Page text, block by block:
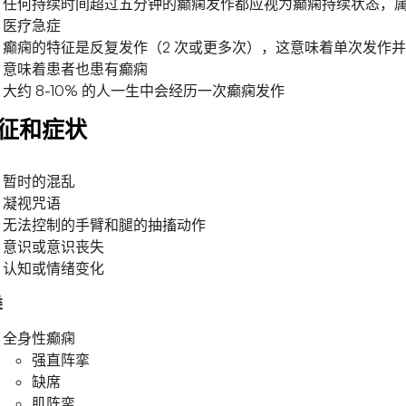
任何持续时间超过五分钟的癫痫发作都应视为癫痫持续状态，
医疗急症
癫痫的特征是反复发作（2 次或更多次），这意味着单次发作
意味着患者也患有癫痫
大约 8-10% 的人一生中会经历一次癫痫发作
和症状
暂时的混乱
凝视咒语
无法控制的手臂和腿的抽搐动作
意识或意识丧失
认知或情绪变化
全身性癫痫
强直阵挛
缺席